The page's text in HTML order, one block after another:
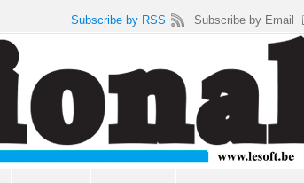
Subscribe by RSS Subscribe by Email